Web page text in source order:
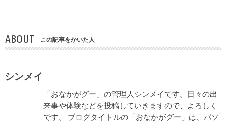
ABOUT この記事をかいた人
シンメイ
「おなかがグー」の管理人シンメイです。日々の出
来事や体験などを投稿していきますので、よろしく
です。 ブログタイトルの「おなかがグー」は、パソ